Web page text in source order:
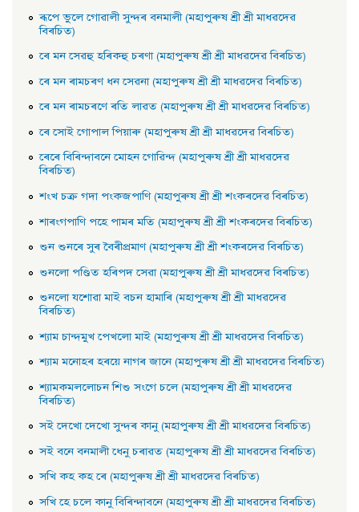
ৰূপে ভুলে গােৱালী সুন্দৰ বনমালী (মহাপুৰুষ শ্ৰী শ্ৰী মাধৱদেৱ
বিৰচিত)
ৰে মন সেৱহু হৰিকহু চৰণা (মহাপুৰুষ শ্ৰী শ্ৰী মাধৱদেৱ বিৰচিত)
ৰে মন ৰামচৰণ ধন সেৱনা (মহাপুৰুষ শ্ৰী শ্ৰী মাধৱদেৱ বিৰচিত)
ৰে মন ৰামচৰণে ৰতি লাৱত (মহাপুৰুষ শ্ৰী শ্ৰী মাধৱদেৱ বিৰচিত)
ৰে সােই গােপাল পিয়াৰু (মহাপুৰুষ শ্ৰী শ্ৰী মাধৱদেৱ বিৰচিত)
ৰেৰে বিৰিন্দাবনে মােহন গােৱিন্দ (মহাপুৰুষ শ্ৰী শ্ৰী মাধৱদেৱ
বিৰচিত)
শংখ চক্র গদা পংকজপাণি (মহাপুৰুষ শ্ৰী শ্ৰী শংকৰদেৱ বিৰচিত)
শাৰংগপাণি পহে পামৰ মতি (মহাপুৰুষ শ্ৰী শ্ৰী শংকৰদেৱ বিৰচিত)
শুন শুনৰে সুৰ বৈৰীপ্রমাণ (মহাপুৰুষ শ্ৰী শ্ৰী শংকৰদেৱ বিৰচিত)
শুনলাে পণ্ডিত হৰিপদ সেৱা (মহাপুৰুষ শ্ৰী শ্ৰী মাধৱদেৱ বিৰচিত)
শুনলাে যশােৱা মাই বচন হামাৰি (মহাপুৰুষ শ্ৰী শ্ৰী মাধৱদেৱ
বিৰচিত)
শ্যাম চান্দমুখ পেখলাে মাই (মহাপুৰুষ শ্ৰী শ্ৰী মাধৱদেৱ বিৰচিত)
শ্যাম মনােহৰ হৰয়ে নাগৰ জানে (মহাপুৰুষ শ্ৰী শ্ৰী মাধৱদেৱ বিৰচিত)
শ্যামকমললােচন শিশু সংগে চলে (মহাপুৰুষ শ্ৰী শ্ৰী মাধৱদেৱ
বিৰচিত)
সই দেখাে দেখাে সুন্দৰ কানু (মহাপুৰুষ শ্ৰী শ্ৰী মাধৱদেৱ বিৰচিত)
সই বনে বনমালী ধেনু চৰাৱত (মহাপুৰুষ শ্ৰী শ্ৰী মাধৱদেৱ বিৰচিত)
সখি কহ কহ ৰে (মহাপুৰুষ শ্ৰী শ্ৰী মাধৱদেৱ বিৰচিত)
সখি হে চলে কানু বিৰিন্দাবনে (মহাপুৰুষ শ্ৰী শ্ৰী মাধৱদেৱ বিৰচিত)